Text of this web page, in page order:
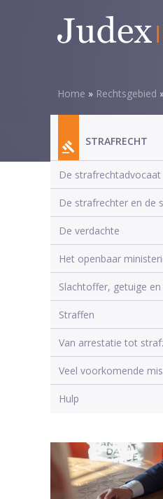
Home » Rechtsgebied
STRAFRECHT
De strafrechtadvocaat
De strafrechter en de
De verdachte
Het openbaar
Slachtoffer, getuige
Straffen
Van arrestatie tot
Veel voorkomende
Hulp